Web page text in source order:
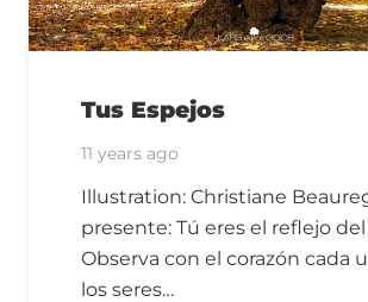
Tus Espejos
11 years ago
Illustration: Christiane
presente: Tú eres el reflejo
Observa con el corazón cada
los seres…